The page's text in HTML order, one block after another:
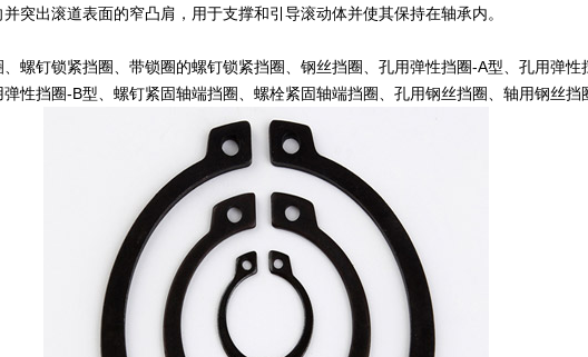
突出滚道表面的窄凸肩，用于支撑和引导滚动体并使其保持在轴承内。
螺钉锁紧挡圈、带锁圈的螺钉锁紧挡圈、钢丝挡圈、孔用弹性挡圈-A型、孔用弹性
性挡圈-B型、螺钉紧固轴端挡圈、螺栓紧固轴端挡圈、孔用钢丝挡圈、轴用钢丝挡